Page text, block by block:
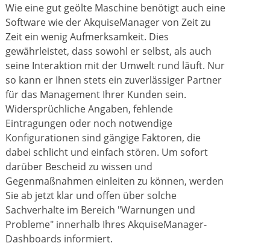
Wie eine gut geölte Maschine benötigt auch eine
Software wie der AkquiseManager von Zeit zu
Zeit ein wenig Aufmerksamkeit. Dies
gewährleistet, dass sowohl er selbst, als auch
seine Interaktion mit der Umwelt rund läuft. Nur
so kann er Ihnen stets ein zuverlässiger Partner
für das Management Ihrer Kunden sein.
Widersprüchliche Angaben, fehlende
Eintragungen oder noch notwendige
Konfigurationen sind gängige Faktoren, die
dabei schlicht und einfach stören. Um sofort
darüber Bescheid zu wissen und
Gegenmaßnahmen einleiten zu können, werden
Sie ab jetzt klar und offen über solche
Sachverhalte im Bereich "Warnungen und
Probleme" innerhalb Ihres AkquiseManager-
Dashboards informiert.